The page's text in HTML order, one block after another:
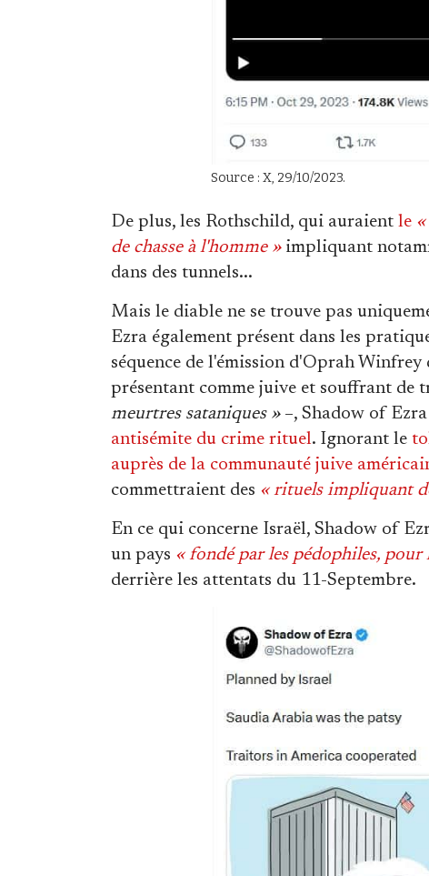
Source : X, 29/10/2023.
De plus, les Rothschild, qui auraient le
de chasse à l'homme »impliquant
dans des tunnels...
Mais le diable ne se trouve pas
Ezra également présent dans les
séquence de l'émission d'Oprah
présentant comme juive et souffrant de
meurtres sataniques »–, Shadow of
antisémite du crime rituel. Ignorant le
auprès de la communauté juive
commettraient des « rituels impliquant
En ce qui concerne Israël, Shadow of
un pays « fondé par les pédophiles, pour
derrière les attentats du 11-Septembre.